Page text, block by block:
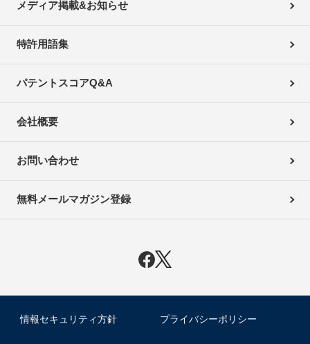
メディア掲載&お知らせ
特許用語集
パテントスコアQ&A
会社概要
お問い合わせ
無料メールマガジン登録
情報セキュリティ方針 プライバシーポリシー